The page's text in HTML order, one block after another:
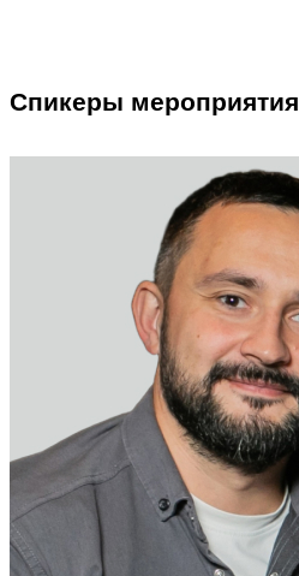
Спикеры мероприятия